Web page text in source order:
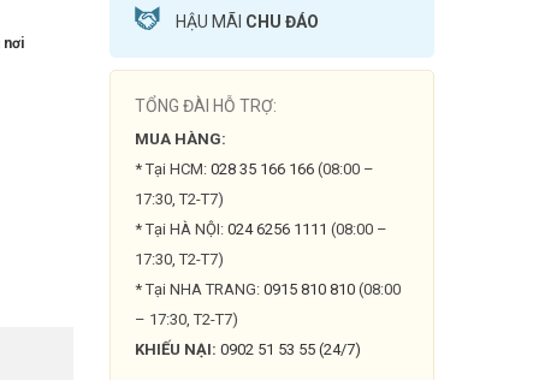
nơi
HẬU MÃI CHU ĐÁO
TỔNG ĐÀI HỖ TRỢ:
MUA HÀNG:
* Tại HCM: 028 35 166 166 (08:00 –
17:30, T2-T7)
* Tại HÀ NỘI: 024 6256 1111 (08:00 –
17:30, T2-T7)
* Tại NHA TRANG: 0915 810 810 (08:00
– 17:30, T2-T7)
KHIẾU NẠI: 0902 51 53 55 (24/7)